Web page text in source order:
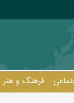
فرهنگ و هنر